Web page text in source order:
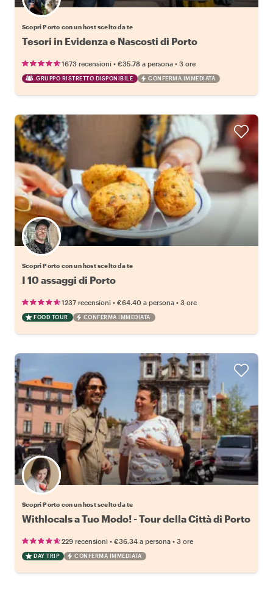
Scegli il tuo local preferito
Scopri Porto con un host scelto da te
Tesori in Evidenza e Nascosti di Porto
1673 recensioni • €35.78 a persona • 3 ore
GRUPPO RISTRETTO DISPONIBILE CONFERMA IMMEDIATA
Scegli il tuo local preferito
Scopri Porto con un host scelto da te
I 10 assaggi di Porto
1237 recensioni • €64.40 a persona • 3 ore
FOOD TOUR CONFERMA IMMEDIATA
Scegli il tuo local preferito
Scopri Porto con un host scelto da te
Withlocals a Tuo Modo! - Tour della Città di Porto
229 recensioni • €36.34 a persona • 3 ore
DAY TRIP CONFERMA IMMEDIATA